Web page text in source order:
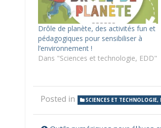
Drôle de planète, des activités fun et
pédagogiques pour sensibiliser à
l’environnement !
Dans "Sciences et technologie, EDD"
Posted in SCIENCES ET TECHNOLOGIE,